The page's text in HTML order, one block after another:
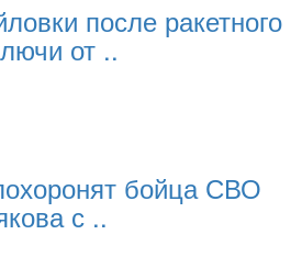
после ракетного
от ..
бойца СВО
с ..